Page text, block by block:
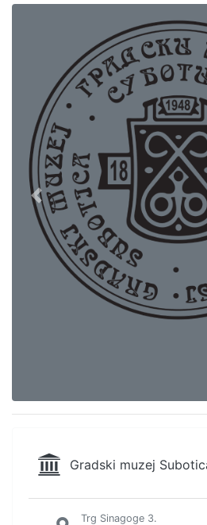
Previous
Gradski muzej
Trg Sinagoge 3.